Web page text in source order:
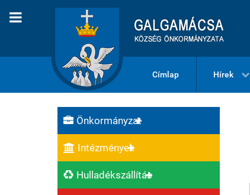
Címlap Hírek
Önkormányzat
Intézmények
Hulladékszállítás